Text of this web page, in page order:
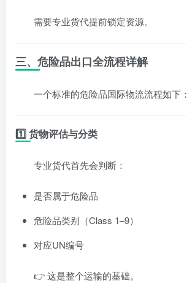
需要专业货代提前锁定资源。
三、危险品出口全流程详解
一个标准的危险品国际物流流程如下：
1️⃣ 货物评估与分类
专业货代首先会判断：
是否属于危险品
危险品类别（Class 1–9）
对应UN编号
👉 这是整个运输的基础。